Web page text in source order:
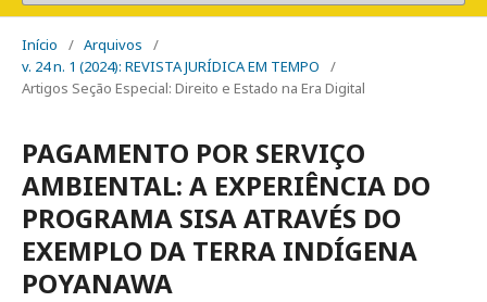
Início / Arquivos
/
v. 24 n. 1 (2024): REVISTA JURÍDICA EM TEMPO
/
Artigos Seção Especial: Direito e Estado na Era Digital
PAGAMENTO POR SERVIÇO
AMBIENTAL: A EXPERIÊNCIA DO
PROGRAMA SISA ATRAVÉS DO
EXEMPLO DA TERRA INDÍGENA
POYANAWA